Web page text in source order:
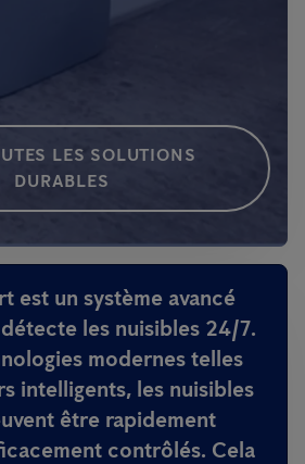
LES SOLUTIONS
DURABLES
est un système avancé
les nuisibles 24/7.
modernes telles
intelligents, les nuisibles
être rapidement
contrôlés. Cela